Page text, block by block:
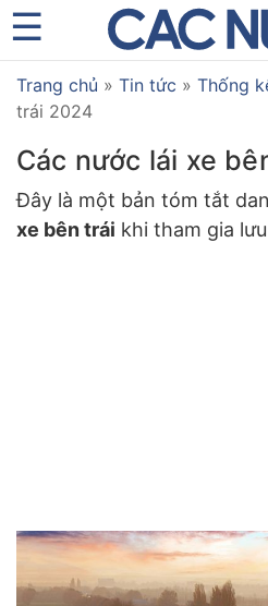
Trang chủ » Tin tức » Thống
trái 2024
Các nước lái xe
Đây là một bản tóm tắt
xe bên trái khi tham gia